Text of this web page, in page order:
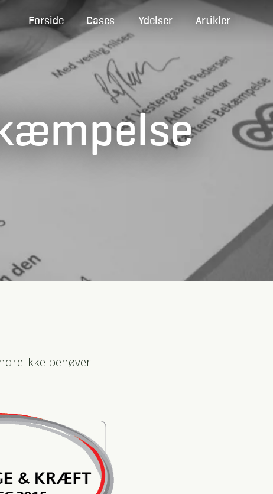
Forside Cases Ydelser Artikler
ikke behøver